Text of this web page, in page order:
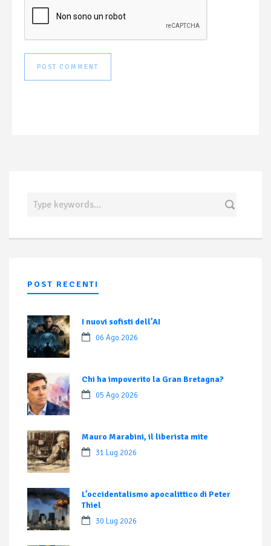
POST RECENTI
I nuovi sofisti dell’AI
06 Ago 2026
Chi ha impoverito la Gran Bretagna?
05 Ago 2026
Mauro Marabini, il liberista mite
31 Lug 2026
L’occidentalismo apocalittico di Peter
Thiel
30 Lug 2026